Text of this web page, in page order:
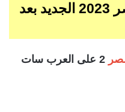
تردد قناة ام بي سي مصر 2023 الجديد بعد
2 على العرب سات